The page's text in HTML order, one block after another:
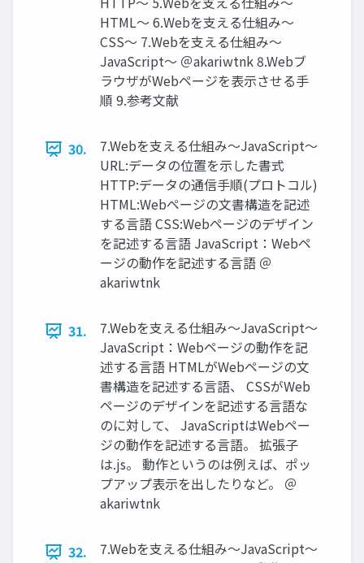
HTML〜 6.Webを⽀える仕組み〜
CSS〜 7.Webを⽀える仕組み〜
JavaScript〜 ＠akariwtnk 8.Webブ
ラウザがWebページを表⽰させる⼿
順 9.参考⽂献
30.
7.Webを⽀える仕組み〜JavaScript〜
URL:データの位置を⽰した書式
HTTP:データの通信⼿順(プロトコル)
HTML:Webページの⽂書構造を記述
する⾔語 CSS:Webページのデザイン
を記述する⾔語 JavaScript：Webペ
ージの動作を記述する⾔語 ＠
akariwtnk
31.
7.Webを⽀える仕組み〜JavaScript〜
JavaScript：Webページの動作を記
述する⾔語 HTMLがWebページの⽂
書構造を記述する⾔語、 CSSがWeb
ページのデザインを記述する⾔語な
のに対して、 JavaScriptはWebペー
ジの動作を記述する⾔語。 拡張⼦
は.js。 動作というのは例えば、ポッ
プアップ表⽰を出したりなど。 ＠
akariwtnk
32.
7.Webを⽀える仕組み〜JavaScript〜